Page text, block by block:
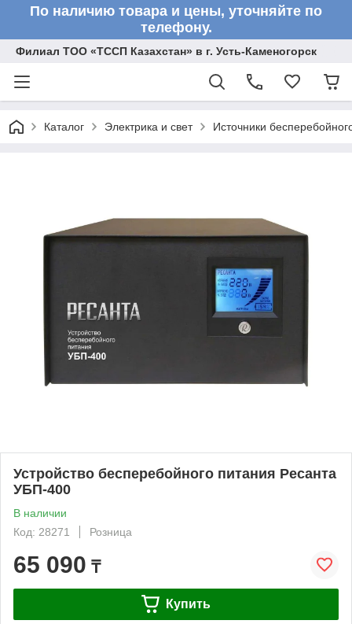
По наличию товара и цены, уточняйте по
телефону.
Филиал ТОО «ТССП Казахстан» в г. Усть-Каменогорск
Каталог Электрика и свет Источники
Устройство бесперебойного питания Ресанта
УБП-400
В наличии
Код: 28271
Розница
65 090 ₸
Купить